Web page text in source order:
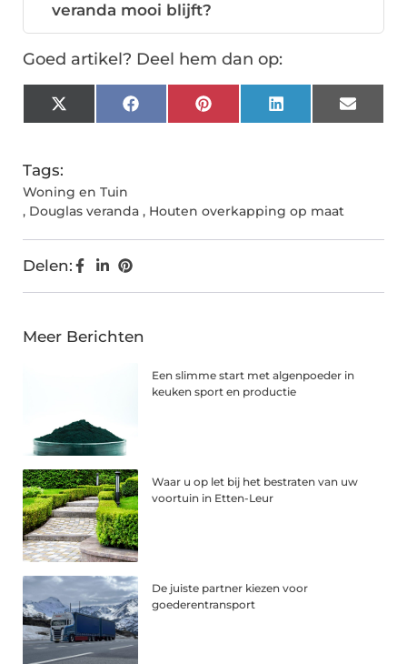
veranda mooi blijft?
Goed artikel? Deel hem dan op:
X
(Twitter)
FacebookPinterestLinkedInEmail
Tags:
Woning en Tuin
, Douglas veranda , Houten overkapping op maat
Delen:
Meer Berichten
Een slimme start met algenpoeder in
keuken sport en productie
Waar u op let bij het bestraten van uw
voortuin in Etten-Leur
De juiste partner kiezen voor
goederentransport